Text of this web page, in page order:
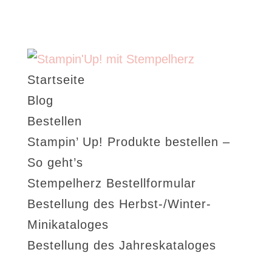
Startseite
Blog
Bestellen
Stampin’ Up! Produkte bestellen –
So geht’s
Stempelherz Bestellformular
Bestellung des Herbst-/Winter-
Minikataloges
Bestellung des Jahreskataloges